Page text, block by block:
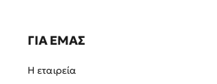
ΓΙΑ ΕΜΑΣ
Η εταιρεία